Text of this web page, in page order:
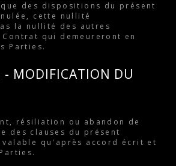
des dispositions du présent
cette nullité
la nullité des autres
qui demeureront en
Parties.
- MODIFICATION DU
résiliation ou abandon de
des clauses du présent
valable qu'après accord écrit et